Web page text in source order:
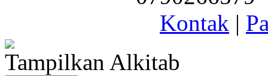
Kontak |
Tampilkan Alkitab